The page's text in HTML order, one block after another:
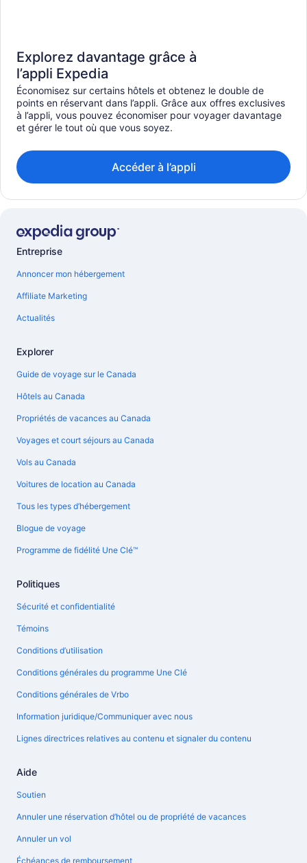
Explorez davantage grâce à
l’appli Expedia
Économisez sur certains hôtels et obtenez le double de
points en réservant dans l’appli. Grâce aux offres exclusives
à l’appli, vous pouvez économiser pour voyager davantage
et gérer le tout où que vous soyez.
Accéder à l’appli
Entreprise
Annoncer mon hébergement
Affiliate Marketing
Actualités
Explorer
Guide de voyage sur le Canada
Hôtels au Canada
Propriétés de vacances au Canada
Voyages et court séjours au Canada
Vols au Canada
Voitures de location au Canada
Tous les types d’hébergement
Blogue de voyage
Programme de fidélité Une Clé™
Politiques
Sécurité et confidentialité
Témoins
Conditions d’utilisation
Conditions générales du programme Une Clé
Conditions générales de Vrbo
Information juridique/Communiquer avec nous
Lignes directrices relatives au contenu et signaler du contenu
Aide
Soutien
Annuler une réservation d’hôtel ou de propriété de vacances
Annuler un vol
Échéances de remboursement